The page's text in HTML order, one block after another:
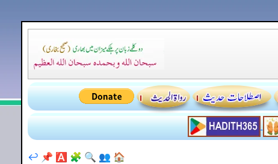
🏠
👥
🔍
🧩
🅰️
📌
↩️